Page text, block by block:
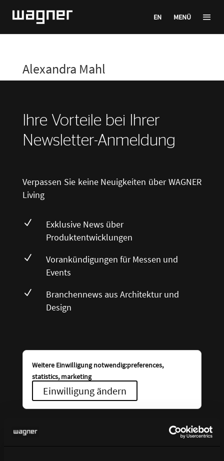
EN MENÜ
Alexandra Mahl
Ihre Vorteile bei Ihrer
Newsletter-Anmeldung
Verpassen Sie keine Neuigkeiten über WAGNER
Living
N
Exklusive News über
Produktentwicklungen
N
Vorankündigungen für Messen und
Events
N
Branchennews aus Architektur und
Design
Weitere Einwilligung notwendig:preferences,
statistics, marketing
Einwilligung ändern